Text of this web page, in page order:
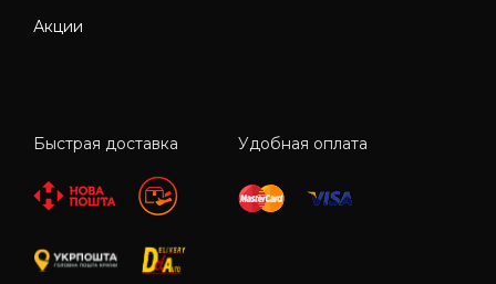
Акции
Быстрая доставка Удобная оплата